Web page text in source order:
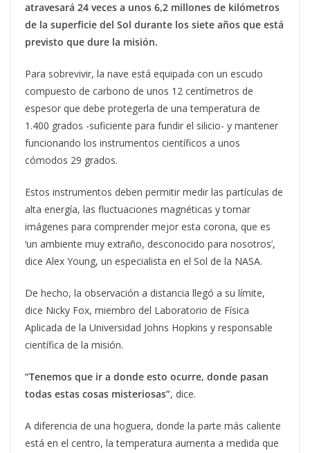
atravesará 24 veces a unos 6,2 millones de kilómetros
de la superficie del Sol durante los siete años que está
previsto que dure la misión.
Para sobrevivir, la nave está equipada con un escudo
compuesto de carbono de unos 12 centímetros de
espesor que debe protegerla de una temperatura de
1.400 grados -suficiente para fundir el silicio- y mantener
funcionando los instrumentos científicos a unos
cómodos 29 grados.
Estos instrumentos deben permitir medir las partículas de
alta energía, las fluctuaciones magnéticas y tomar
imágenes para comprender mejor esta corona, que es
‘un ambiente muy extraño, desconocido para nosotros’,
dice Alex Young, un especialista en el Sol de la NASA.
De hecho, la observación a distancia llegó a su límite,
dice Nicky Fox, miembro del Laboratorio de Física
Aplicada de la Universidad Johns Hopkins y responsable
científica de la misión.
“Tenemos que ir a donde esto ocurre, donde pasan
todas estas cosas misteriosas”, dice.
A diferencia de una hoguera, donde la parte más caliente
está en el centro, la temperatura aumenta a medida que